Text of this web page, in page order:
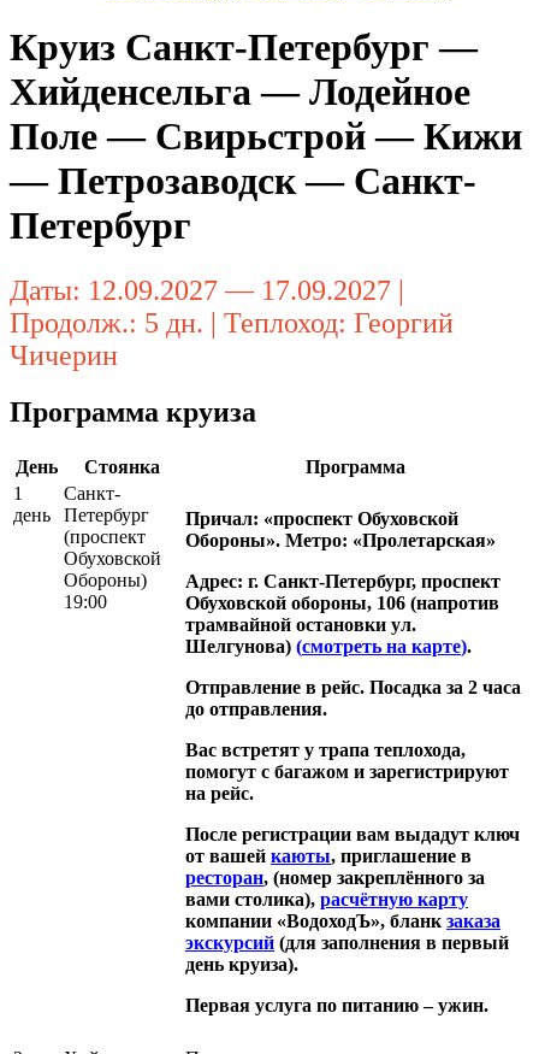
Круиз Санкт-Петербург —
Хийденсельга — Лодейное
Поле — Свирьстрой — Кижи
— Петрозаводск — Санкт-
Петербург
Даты: 12.09.2027 — 17.09.2027 |
Продолж.: 5 дн. | Теплоход: Георгий
Чичерин
Программа круиза
День Стоянка
Программа
1
день
Санкт-
Петербург
(проспект
Обуховской
Обороны)
19:00
Причал: «проспект Обуховской
Обороны». Метро: «Пролетарская»
Адрес: г. Санкт-Петербург, проспект
Обуховской обороны, 106 (напротив
трамвайной остановки ул.
Шелгунова) (смотреть на карте).
Отправление в рейс. Посадка за 2 часа
до отправления.
Вас встретят у трапа теплохода,
помогут с багажом и зарегистрируют
на рейс.
После регистрации вам выдадут ключ
от вашей каюты, приглашение в
ресторан, (номер закреплённого за
вами столика), расчётную карту
компании «ВодоходЪ», бланк заказа
экскурсий (для заполнения в первый
день круиза).
Первая услуга по питанию – ужин.